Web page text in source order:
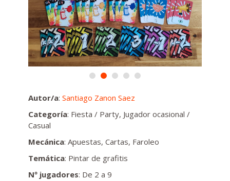
Autor/a: Santiago Zanon Saez
Categoría: Fiesta / Party, Jugador ocasional /
Casual
Mecánica: Apuestas, Cartas, Faroleo
Temática: Pintar de grafitis
Nº jugadores: De 2 a 9